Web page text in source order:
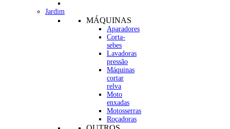
Jardim
MÁQUINAS
Aparadores
Corta-
sebes
Lavadoras
pressão
Máquinas
cortar
relva
Moto
enxadas
Motosserras
Roçadoras